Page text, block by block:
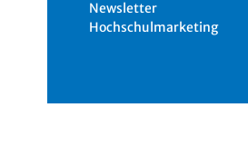
Newsletter
Hochschulmarketing